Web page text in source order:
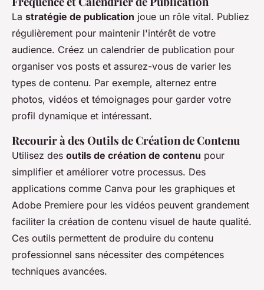
La stratégie de publication joue un rôle vital. Publiez
régulièrement pour maintenir l'intérêt de votre
audience. Créez un calendrier de publication pour
organiser vos posts et assurez-vous de varier les
types de contenu. Par exemple, alternez entre
photos, vidéos et témoignages pour garder votre
profil dynamique et intéressant.
Recourir à des Outils de Création de Contenu
Utilisez des outils de création de contenu pour
simplifier et améliorer votre processus. Des
applications comme Canva pour les graphiques et
Adobe Premiere pour les vidéos peuvent grandement
faciliter la création de contenu visuel de haute qualité.
Ces outils permettent de produire du contenu
professionnel sans nécessiter des compétences
techniques avancées.